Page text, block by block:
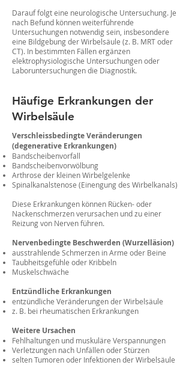
Darauf folgt eine neurologische Untersuchung. Je
nach Befund können weiterführende
Untersuchungen notwendig sein, insbesondere
eine Bildgebung der Wirbelsäule (z. B. MRT oder
CT). In bestimmten Fällen ergänzen
elektrophysiologische Untersuchungen oder
Laboruntersuchungen die Diagnostik.
Häufige Erkrankungen der
Wirbelsäule
Verschleissbedingte Veränderungen
(degenerative Erkrankungen)
Bandscheibenvorfall
Bandscheibenvorwölbung
Arthrose der kleinen Wirbelgelenke
Spinalkanalstenose (Einengung des Wirbelkanals)
Diese Erkrankungen können Rücken- oder
Nackenschmerzen verursachen und zu einer
Reizung von Nerven führen.
Nervenbedingte Beschwerden (Wurzelläsion)
ausstrahlende Schmerzen in Arme oder Beine
Taubheitsgefühle oder Kribbeln
Muskelschwäche
Entzündliche Erkrankungen
entzündliche Veränderungen der Wirbelsäule
z. B. bei rheumatischen Erkrankungen
Weitere Ursachen
Fehlhaltungen und muskuläre Verspannungen
Verletzungen nach Unfällen oder Stürzen
selten Tumoren oder Infektionen der Wirbelsäule